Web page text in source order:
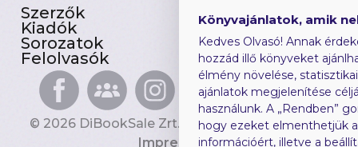
Szerzők
Kiadók
Sorozatok
Felolvasók
Gyerekkönyvek
Heti toplista
Ajándékutalvány
Blog
© 2026 DiBookSale Zrt. Minden jog fenntartva.
Impresszum
Könyvajánlatok, amik
Kedves Olvasó! Annak
hozzád illő könyveket
élmény növelése,
ajánlatok megjelenítése
használunk. A „Rendben”
hogy ezeket elmenthetjük
információért, illetve a